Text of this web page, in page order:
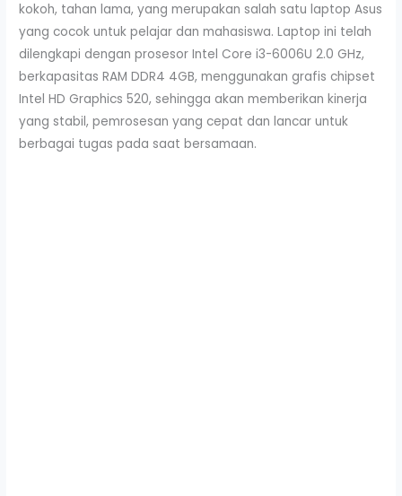
kokoh, tahan lama, yang merupakan salah satu laptop Asus
yang cocok untuk pelajar dan mahasiswa. Laptop ini telah
dilengkapi dengan prosesor Intel Core i3-6006U 2.0 GHz,
berkapasitas RAM DDR4 4GB, menggunakan grafis chipset
Intel HD Graphics 520, sehingga akan memberikan kinerja
yang stabil, pemrosesan yang cepat dan lancar untuk
berbagai tugas pada saat bersamaan.